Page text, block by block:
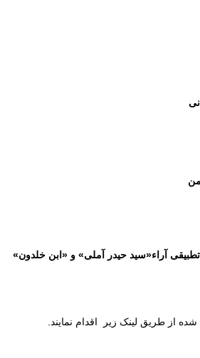
آراء«سید حیدر آملی» و «ابن خلدون»
از طریق لینک زیر اقدام نمایند.